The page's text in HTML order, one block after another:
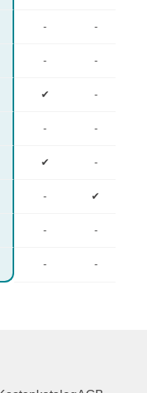
- -
- -
✔ -
- -
✔ -
- ✔
- -
- -